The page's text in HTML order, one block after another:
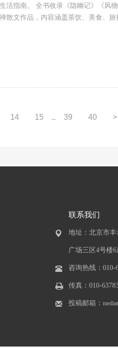
指南。 全书收录《隐幽记》《风
散文作品，内容涵盖茶饮、美食、旅
14 15 ... 39 40 >
联系我们
地址：北京市
广场三区4号楼6
咨询热线：010-
传真：010-
投稿邮箱：